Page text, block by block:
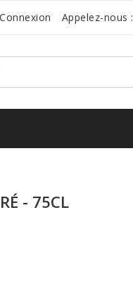
Connexion Appelez-nous :
- 75CL